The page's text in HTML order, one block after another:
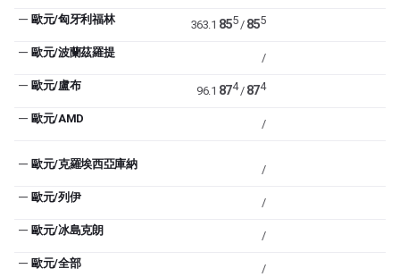
— 歐元/匈牙利福林 363.1 855/ 855
— 歐元/波蘭茲羅提 /
— 歐元/盧布 96.1 874/ 874
— 歐元/AMD /
— 歐元/克羅埃西亞庫納 /
— 歐元/列伊 /
— 歐元/冰島克朗 /
— 歐元/全部 /